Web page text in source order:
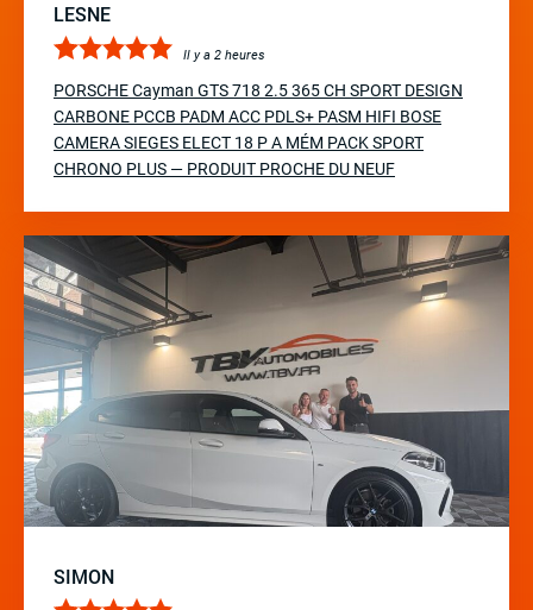
LESNE
Il y a 2 heures
PORSCHE Cayman GTS 718 2.5 365 CH SPORT DESIGN
CARBONE PCCB PADM ACC PDLS+ PASM HIFI BOSE
CAMERA SIEGES ELECT 18 P A MÉM PACK SPORT
CHRONO PLUS — PRODUIT PROCHE DU NEUF
SIMON